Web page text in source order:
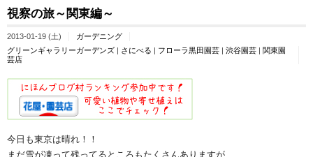
視察の旅～関東編～
2013-01-19 (土)
ガーデニング
グリーンギャラリーガーデンズ | さにべる | フローラ黒田園芸 | 渋谷園芸 | 関東園
芸店
今日も東京は晴れ！！
まだ雪が凍って残ってるところもたくさんありますが、